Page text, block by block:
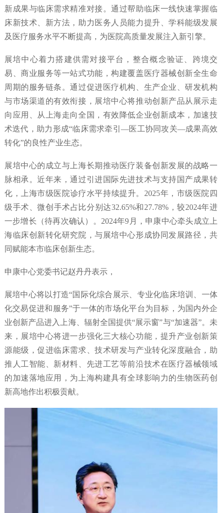
新成果与临床需求精准对接。通过帮助临床一线快速掌握临
床新技术、新方法，助力医务人员能力提升、学科能级发展
及医疗服务水平不断提高，为医院高质量发展注入新引擎。
展培中心着力搭建供需对接平台，整合概念验证、跨境交
易、商业服务等一站式功能，构建覆盖医疗器械创新全生命
周期的服务链条。通过促进医疗机构、生产企业、研发机构
与市场渠道的有效衔接，展培中心将推动创新产品从展示走
向应用、从上海走向全国，有效降低企业创新成本，加速技
术迭代，助力形成“临床需求牵引—医工协同攻关—成果高效
转化”的良性产业生态。
展培中心的成立与上海长期推动医疗装备创新发展的战略一
脉相承。近年来，通过引进国际先进技术与支持国产成果转
化，上海市级医院诊疗水平持续提升。2025年，市级医院四
级手术、微创手术占比分别达32.65%和27.78%，较2024年进
一步增长（待再次确认）。2024年9月，申康中心牵头成立上
海临床创新转化研究院，与展培中心形成协同发展路径，共
同赋能本市临床创新生态。
申康中心党委书记赵丹丹表示，
展培中心将以打造“国际化综合展示、专业化临床培训、一体
化交易促进和服务”于一体的市场化平台为目标，为国内外企
业创新产品进入上海、辐射全国提供“展示窗”与“加速器”。未
来，展培中心将进一步强化三大核心功能，提升产业创新策
源能级，促进临床需求、技术研发与产业转化深度融合，助
推人工智能、新材料、先进工艺等前沿技术在医疗器械领域
的加速落地应用，为上海构建具有全球影响力的生物医药创
新高地作出积极贡献。